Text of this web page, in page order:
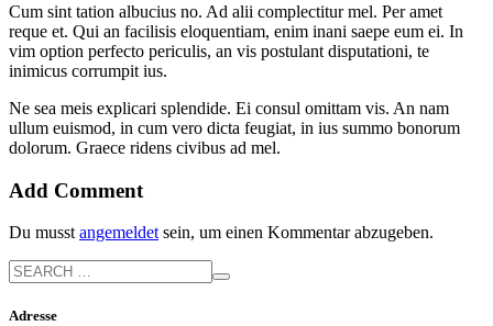
Cum sint tation albucius no. Ad alii complectitur mel. Per amet
reque et. Qui an facilisis eloquentiam, enim inani saepe eum ei. In
vim option perfecto periculis, an vis postulant disputationi, te
inimicus corrumpit ius.
Ne sea meis explicari splendide. Ei consul omittam vis. An nam
ullum euismod, in cum vero dicta feugiat, in ius summo bonorum
dolorum. Graece ridens civibus ad mel.
Add Comment
Du musst angemeldet sein, um einen Kommentar abzugeben.
Adresse